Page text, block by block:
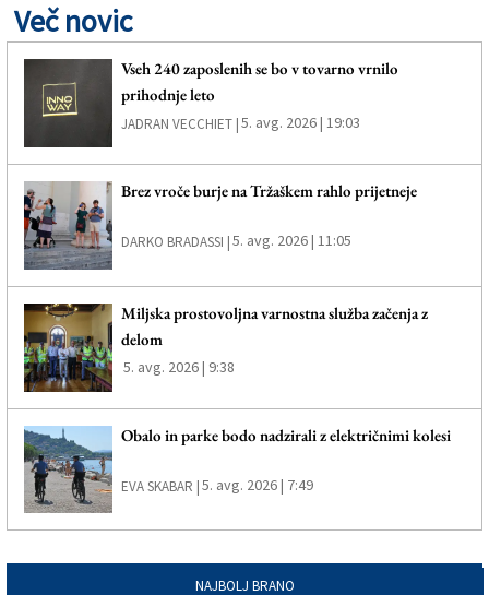
Več novic
Vseh 240 zaposlenih se bo v tovarno vrnilo
prihodnje leto
JADRAN VECCHIET |5. avg. 2026 | 19:03
Brez vroče burje na Tržaškem rahlo prijetneje
DARKO BRADASSI |5. avg. 2026 | 11:05
Miljska prostovoljna varnostna služba začenja z
delom
5. avg. 2026 | 9:38
Obalo in parke bodo nadzirali z električnimi kolesi
EVA SKABAR |5. avg. 2026 | 7:49
NAJBOLJ BRANO